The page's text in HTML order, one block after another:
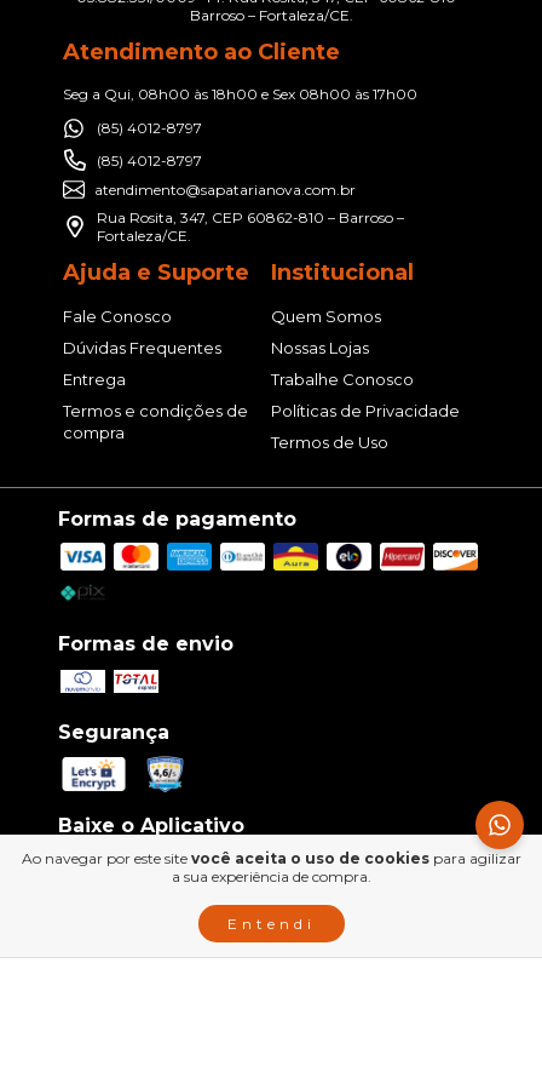
Ao navegar por este site você aceita o uso de cookiespara agilizar
a sua experiência de compra.
Entendi
Barroso – Fortaleza/CE.
Atendimento ao Cliente
Seg a Qui, 08h00 às 18h00 e Sex 08h00 às 17h00
(85) 4012-8797
(85) 4012-8797
atendimento@sapatarianova.com.br
Rua Rosita, 347, CEP 60862-810 – Barroso –
Fortaleza/CE.
Ajuda e Suporte
Fale Conosco
Dúvidas Frequentes
Entrega
Termos e condições de
compra
Institucional
Quem Somos
Nossas Lojas
Trabalhe Conosco
Políticas de Privacidade
Termos de Uso
Formas de pagamento
Formas de envio
Segurança
Baixe o Aplicativo